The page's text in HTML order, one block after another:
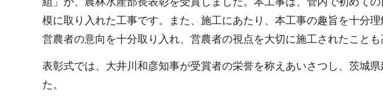
模に取り入れた工事です。また、施工にあたり、本工事の趣旨を十分
営農者の意向を十分取り入れ、営農者の視点を大切に施工されたことも
表彰式では、大井川和彦知事が受賞者の栄誉を称えあいさつし、茨城
た。